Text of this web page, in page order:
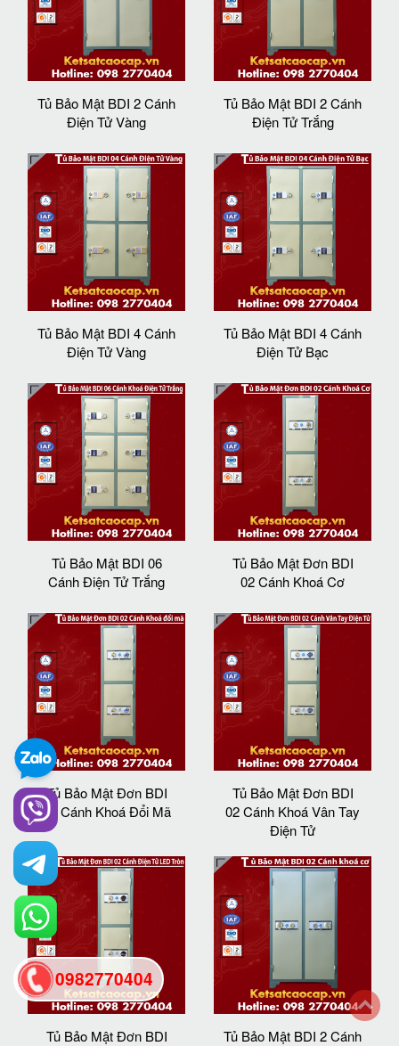
Tủ Bảo Mật BDI 2 Cánh
Điện Tử Vàng
Tủ Bảo Mật BDI 2 Cánh
Điện Tử Trắng
Tủ Bảo Mật BDI 4 Cánh
Điện Tử Vàng
Tủ Bảo Mật BDI 4 Cánh
Điện Tử Bạc
Tủ Bảo Mật BDI 06
Cánh Điện Tử Trắng
Tủ Bảo Mật Đơn BDI
02 Cánh Khoá Cơ
Tủ Bảo Mật Đơn BDI
02 Cánh Khoá Đổi Mã
Tủ Bảo Mật Đơn BDI
02 Cánh Khoá Vân Tay
Điện Tử
Tủ Bảo Mật Đơn BDI
Tủ Bảo Mật BDI 2 Cánh
0982770404
back